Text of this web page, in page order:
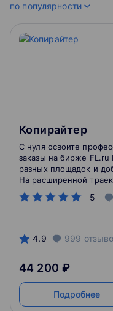
по популярности
Копирайтер
5
С нуля освоите
заказы на бирже FL.ru
разных площадок и
На расширенной
специализацию
4.9 999
44 200 ₽
Подробнее